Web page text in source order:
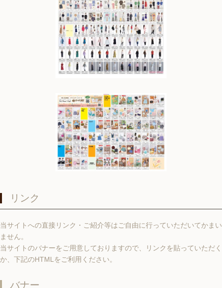
リンク
当サイトへの直接リンク・ご紹介等はご自由に行っていただいてかまい
ません。
当サイトのバナーをご用意しておりますので、リンクを貼っていただく
か、下記のHTMLをご利用ください。
バナー